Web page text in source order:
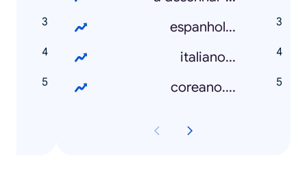
...espanhol
...italiano
....coreano